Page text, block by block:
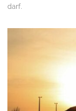
darf.